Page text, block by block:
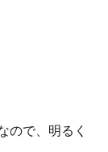
ので、明るく